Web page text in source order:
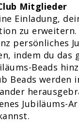
Mitglieder
Einladung,
zu
persönliches
indem du das
Beads
Beads werden
Jubiläums-